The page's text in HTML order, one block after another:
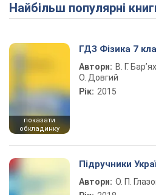
Найбільш популярні
показати
обкладинку
ГДЗ Фізика 7
Автори: В. Г.
О. Довгий
Рік: 2015
Підручники
Автори: О. П.